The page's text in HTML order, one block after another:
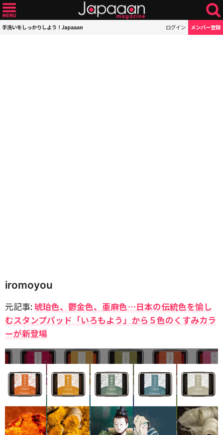
手洗いをしっかりしよう！Japaaan ログイン メンバー登録
iromoyou
元記事:琥珀色、鬱金色、亜麻色…日本の伝統色を愉し
むスタンプパッド「いろもよう」から５色のくすみカラ
ーが新登場